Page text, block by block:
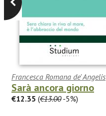
Francesca Romana de' Angelis
Sarà ancora giorno
€12.35 (€13.00-5%)